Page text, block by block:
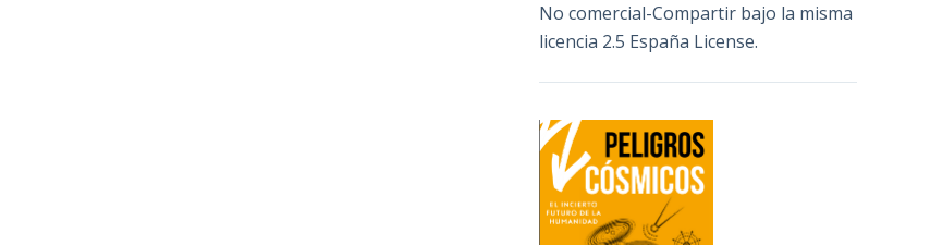
No comercial-Compartir bajo la misma
licencia 2.5 España License.